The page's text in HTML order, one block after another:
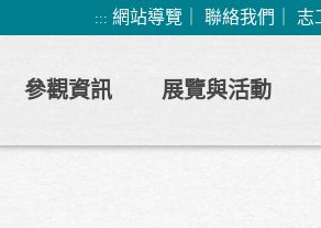
::: 網站導覽 聯絡我們 志
參觀資訊 展覽與活動